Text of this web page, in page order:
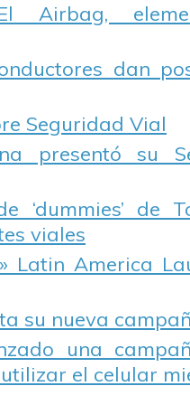
Airbag,
dan
Seguridad Vial
presentó su
‘dummies’ de
viales
Latin America
su nueva
una
el celular